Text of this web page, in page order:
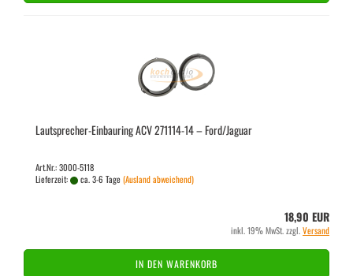
Lautsprecher-​​Ein­bau­ring ACV 271114-​​14 – Ford/Ja­gu­ar
Art.Nr.: 3000-5118
Lieferzeit:
ca. 3-6 Tage(Ausland abweichend)
18,90 EUR
inkl. 19% MwSt. zzgl.Versand
IN DEN WARENKORB